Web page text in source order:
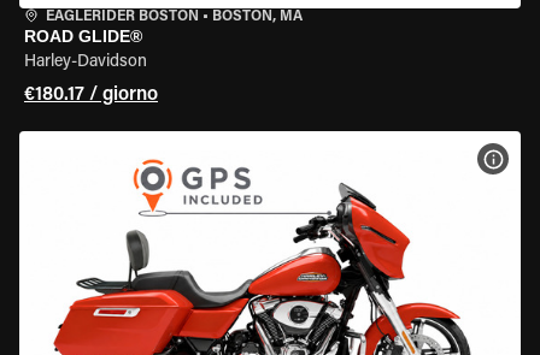
EAGLERIDER BOSTON • BOSTON, MA
ROAD GLIDE®
Harley-Davidson
€180.17 / giorno